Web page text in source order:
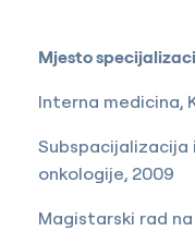
Mjesto
Interna medicina,
onkologije, 2009
Magistarski rad